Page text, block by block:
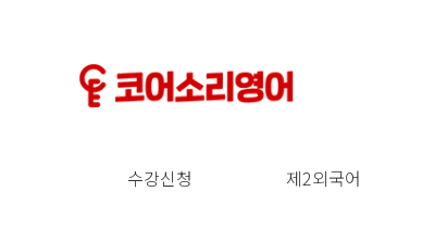
수강신청 제2외국어